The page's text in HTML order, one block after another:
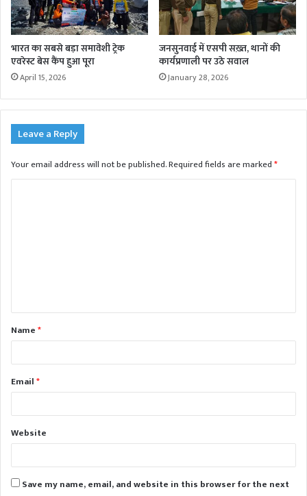
भारत का सबसे बड़ा समावेशी ट्रेक
एवरेस्ट बेस कैंप हुआ पूरा
April 15, 2026
जनसुनवाई में एसपी सख़्त, थानों की
कार्यप्रणाली पर उठे सवाल
January 28, 2026
Leave a Reply
Your email address will not be published.Required fields are marked*
t
*Name*
Email*
Website
Save my name, email, and website in this browser for the next